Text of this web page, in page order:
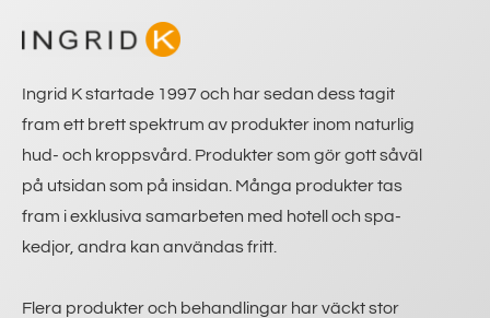
Ingrid K startade 1997 och har sedan dess tagit
fram ett brett spektrum av produkter inom naturlig
hud- och kroppsvård. Produkter som gör gott såväl
på utsidan som på insidan. Många produkter tas
fram i exklusiva samarbeten med hotell och spa-
kedjor, andra kan användas fritt.
Flera produkter och behandlingar har väckt stor